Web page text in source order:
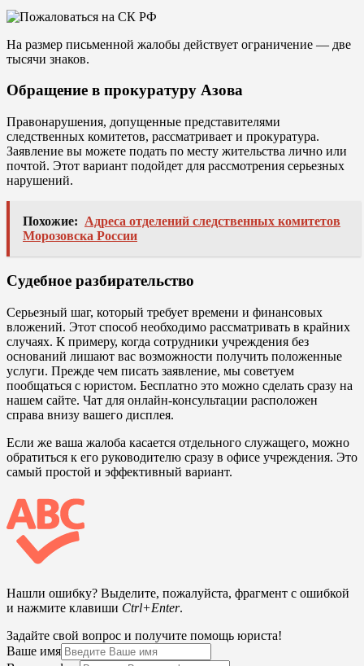
На размер письменной жалобы действует ограничение — две
тысячи знаков.
Обращение в прокуратуру Азова
Правонарушения, допущенные представителями
следственных комитетов, рассматривает и прокуратура.
Заявление вы можете подать по месту жительства лично или
почтой. Этот вариант подойдет для рассмотрения серьезных
нарушений.
Похожие: Адреса отделений следственных комитетов
Морозовска России
Судебное разбирательство
Серьезный шаг, который требует времени и финансовых
вложений. Этот способ необходимо рассматривать в крайних
случаях. К примеру, когда сотрудники учреждения без
оснований лишают вас возможности получить положенные
услуги. Прежде чем писать заявление, мы советуем
пообщаться с юристом. Бесплатно это можно сделать сразу на
нашем сайте. Чат для онлайн-консультации расположен
справа внизу вашего дисплея.
Если же ваша жалоба касается отдельного служащего, можно
обратиться к его руководителю сразу в офисе учреждения. Это
самый простой и эффективный вариант.
Нашли ошибку? Выделите, пожалуйста, фрагмент с ошибкой
и нажмите клавиши Ctrl+Enter.
Задайте свой вопрос и получите помощь юриста!
Ваше имя